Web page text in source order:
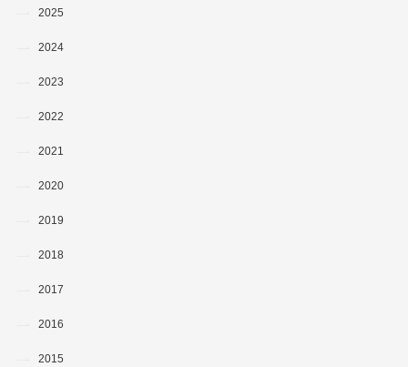
2025
2024
2023
2022
2021
2020
2019
2018
2017
2016
2015